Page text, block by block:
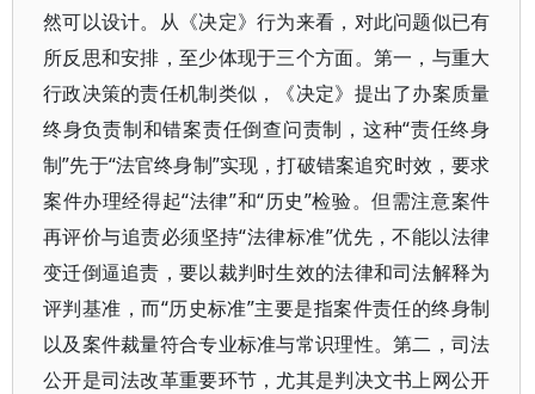
然可以设计。从《决定》行为来看，对此问题似已有
所反思和安排，至少体现于三个方面。第一，与重大
行政决策的责任机制类似，《决定》提出了办案质量
终身负责制和错案责任倒查问责制，这种“责任终身
制”先于“法官终身制”实现，打破错案追究时效，要求
案件办理经得起“法律”和“历史”检验。但需注意案件
再评价与追责必须坚持“法律标准”优先，不能以法律
变迁倒逼追责，要以裁判时生效的法律和司法解释为
评判基准，而“历史标准”主要是指案件责任的终身制
以及案件裁量符合专业标准与常识理性。第二，司法
公开是司法改革重要环节，尤其是判决文书上网公开